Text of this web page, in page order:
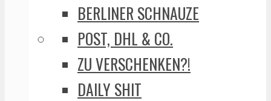
BERLINER SCHNAUZE
POST, DHL & CO.
ZU VERSCHENKEN?!
DAILY SHIT